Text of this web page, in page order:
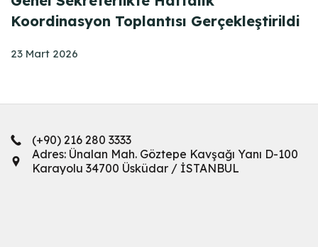
Koordinasyon Toplantısı Gerçekleştirildi
23 Mart 2026
(+90) 216 280 3333
Adres: Ünalan Mah. Göztepe Kavşağı Yanı D-100
Karayolu 34700 Üsküdar / İSTANBUL